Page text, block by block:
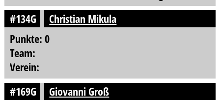
#134G
Christian Mikula
Punkte: 0
Team:
Verein:
#169G
Giovanni Groß